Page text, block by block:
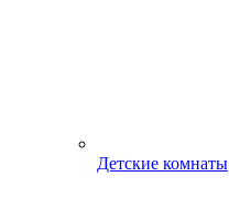
Детские комнаты